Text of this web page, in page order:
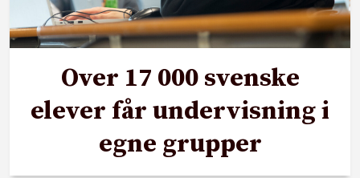
Over 17 000 svenske
elever får undervisning i
egne grupper